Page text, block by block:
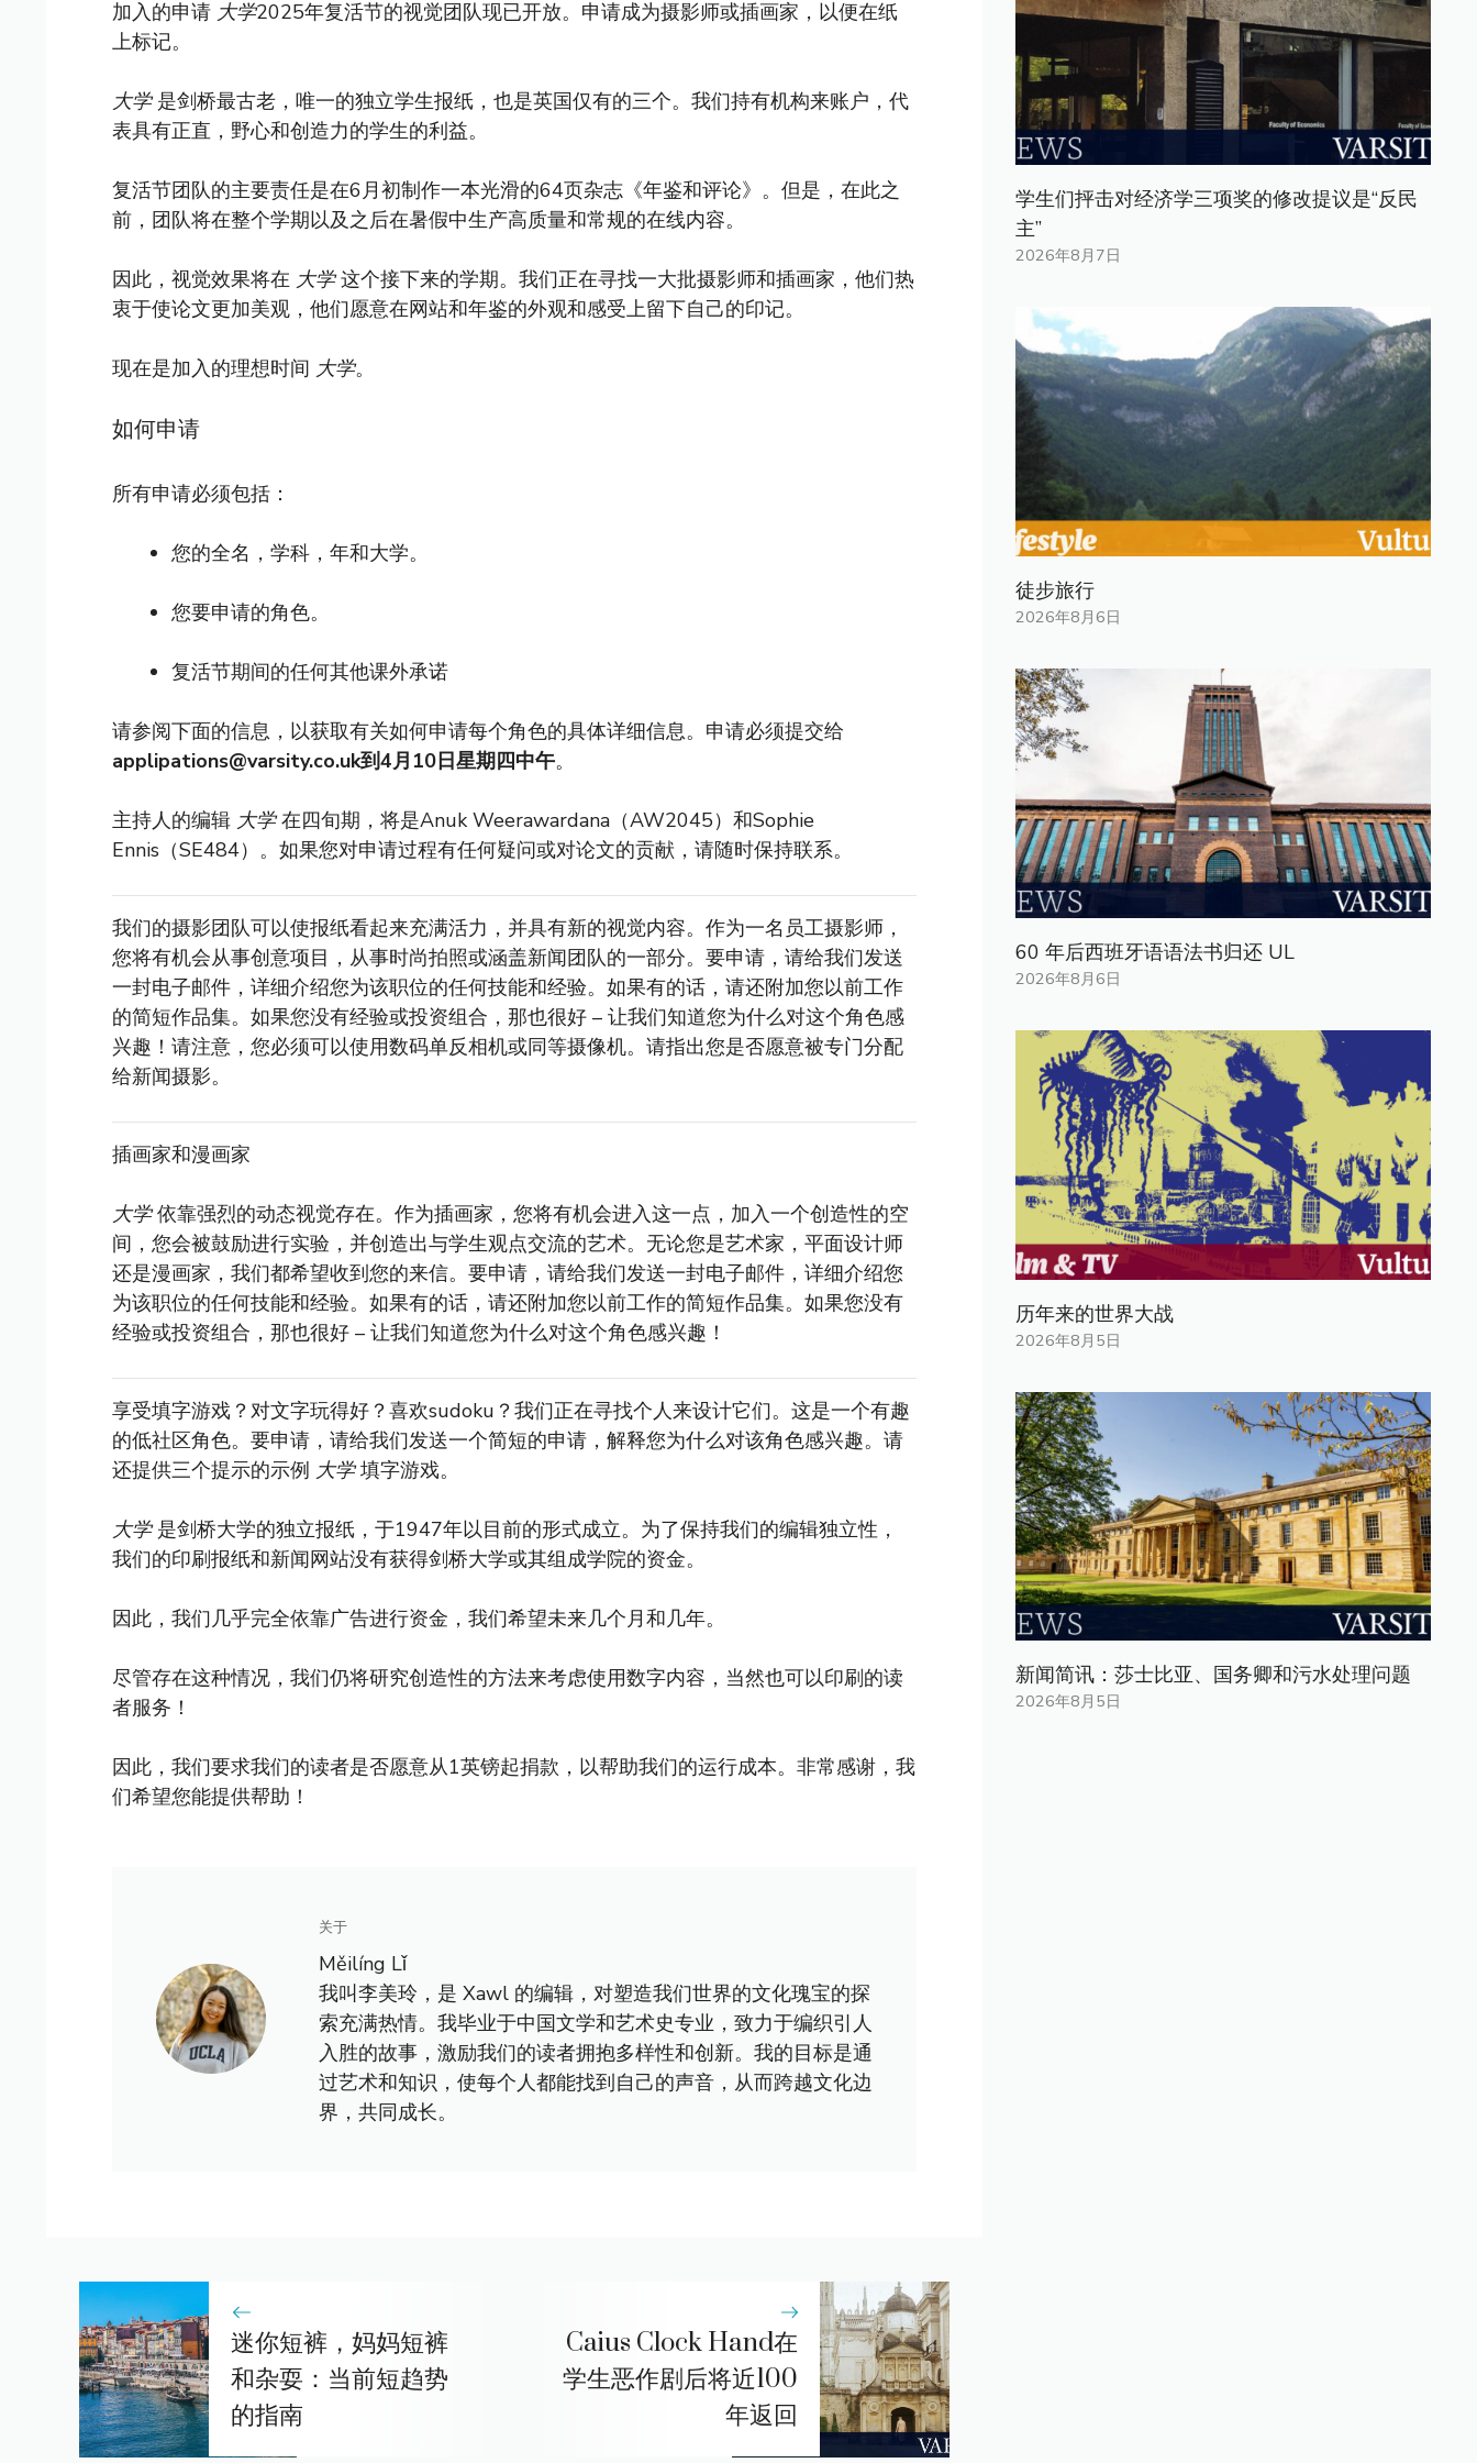
加入的申请 大学2025年复活节的视觉团队现已开放。申请成为摄影师或插画家，以便在纸
上标记。
大学是剑桥最古老，唯一的独立学生报纸，也是英国仅有的三个。我们持有机构来账户，代
表具有正直，野心和创造力的学生的利益。
复活节团队的主要责任是在6月初制作一本光滑的64页杂志《年鉴和评论》。但是，在此之
前，团队将在整个学期以及之后在暑假中生产高质量和常规的在线内容。
因此，视觉效果将在 大学这个接下来的学期。我们正在寻找一大批摄影师和插画家，他们热
衷于使论文更加美观，他们愿意在网站和年鉴的外观和感受上留下自己的印记。
现在是加入的理想时间 大学。
如何申请
所有申请必须包括：
您的全名，学科，年和大学。
您要申请的角色。
复活节期间的任何其他课外承诺
请参阅下面的信息，以获取有关如何申请每个角色的具体详细信息。申请必须提交给
applipations@varsity.co.uk到4月10日星期四中午。
主持人的编辑 大学在四旬期，将是Anuk Weerawardana（AW2045）和Sophie
Ennis（SE484）。如果您对申请过程有任何疑问或对论文的贡献，请随时保持联系。
我们的摄影团队可以使报纸看起来充满活力，并具有新的视觉内容。作为一名员工摄影师，
您将有机会从事创意项目，从事时尚拍照或涵盖新闻团队的一部分。要申请，请给我们发送
一封电子邮件，详细介绍您为该职位的任何技能和经验。如果有的话，请还附加您以前工作
的简短作品集。如果您没有经验或投资组合，那也很好 – 让我们知道您为什么对这个角色感
兴趣！请注意，您必须可以使用数码单反相机或同等摄像机。请指出您是否愿意被专门分配
给新闻摄影。
插画家和漫画家
大学依靠强烈的动态视觉存在。作为插画家，您将有机会进入这一点，加入一个创造性的空
间，您会被鼓励进行实验，并创造出与学生观点交流的艺术。无论您是艺术家，平面设计师
还是漫画家，我们都希望收到您的来信。要申请，请给我们发送一封电子邮件，详细介绍您
为该职位的任何技能和经验。如果有的话，请还附加您以前工作的简短作品集。如果您没有
经验或投资组合，那也很好 – 让我们知道您为什么对这个角色感兴趣！
享受填字游戏？对文字玩得好？喜欢sudoku？我们正在寻找个人来设计它们。这是一个有趣
的低社区角色。要申请，请给我们发送一个简短的申请，解释您为什么对该角色感兴趣。请
还提供三个提示的示例 大学填字游戏。
大学是剑桥大学的独立报纸，于1947年以目前的形式成立。为了保持我们的编辑独立性，
我们的印刷报纸和新闻网站没有获得剑桥大学或其组成学院的资金。
因此，我们几乎完全依靠广告进行资金，我们希望未来几个月和几年。
尽管存在这种情况，我们仍将研究创造性的方法来考虑使用数字内容，当然也可以印刷的读
者服务！
因此，我们要求我们的读者是否愿意从1英镑起捐款，以帮助我们的运行成本。非常感谢，我
们希望您能提供帮助！
关于
Měilíng Lǐ
我叫李美玲，是 Xawl 的编辑，对塑造我们世界的文化瑰宝的探
索充满热情。我毕业于中国文学和艺术史专业，致力于编织引人
入胜的故事，激励我们的读者拥抱多样性和创新。我的目标是通
过艺术和知识，使每个人都能找到自己的声音，从而跨越文化边
界，共同成长。
迷你短裤，妈妈短裤
和杂耍：当前短趋势
的指南
Caius Clock Hand在
学生恶作剧后将近100
年返回
学生们抨击对经济学三项奖的修改提议是“反民
主”
2026年8月7日
徒步旅行
2026年8月6日
60 年后西班牙语语法书归还 UL
2026年8月6日
历年来的世界大战
2026年8月5日
新闻简讯：莎士比亚、国务卿和污水处理问题
2026年8月5日